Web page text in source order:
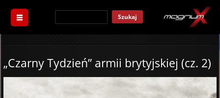
Szukaj
„Czarny Tydzień” armii brytyjskiej (cz. 2)